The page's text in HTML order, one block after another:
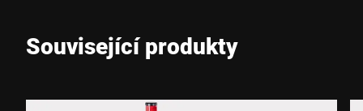
Související produkty